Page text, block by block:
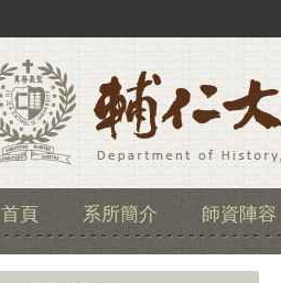
首頁 系所簡介 師資陣容